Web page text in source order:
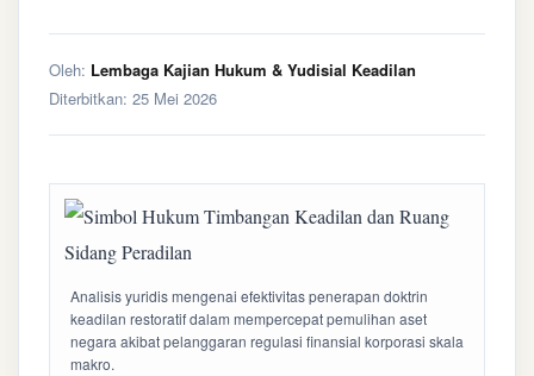
Oleh: Lembaga Kajian Hukum & Yudisial Keadilan
Diterbitkan: 25 Mei 2026
Analisis yuridis mengenai efektivitas penerapan doktrin
keadilan restoratif dalam mempercepat pemulihan aset
negara akibat pelanggaran regulasi finansial korporasi skala
makro.